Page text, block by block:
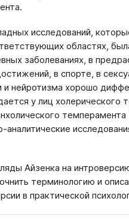
исследований,
областях,
заболеваниях, в
в спорте, в
нейротизма хорошо
у лиц холерического
Айзенка на
терминологию и
в практической